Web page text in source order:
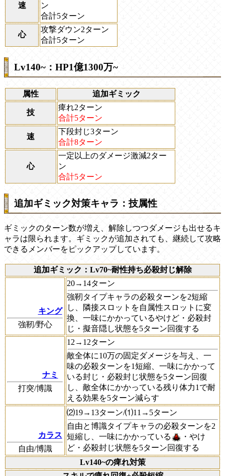
速
ン
合計5ターン
心
攻撃ダウン2ターン
合計5ターン
Lv140~：HP1億1300万~
属性 追加ギミック
技
痺れ2ターン
合計5ターン
速
下段封じ3ターン
合計8ターン
心
一定以上のダメージ激減2ター
ン
合計5ターン
追加ギミック対策キャラ：技属性
ギミックのターン数が増え、解除しつつダメージも出せるキ
ャラは限られます。ギミックが追加されても、継続して攻略
できるメンバーをピックアップしています。
追加ギミック：Lv70~耐性持ち必殺封じ解除
キング
強靭/野心
20→14ターン
強靭タイプキャラの必殺ターンを2短縮
し、隣接スロットを自属性スロットに変
換、一味にかかっているやけど・必殺封
じ・擬音隠し状態を5ターン回復する
ナミ
打突/博識
12→12ターン
敵全体に10万の固定ダメージを与え、一
味の必殺ターンを1短縮、一味にかかって
いる封じ・必殺封じ状態を5ターン回復
し、敵全体にかかっている残り体力1で耐
える効果を5ターン減らす
カラス
自由/博識
⑵19→13ターン/⑴11→5ターン
自由と博識タイプキャラの必殺ターンを2
短縮し、一味にかかっている
・やけ
ど・必殺封じ状態を5ターン回復する
Lv140~の痺れ対策